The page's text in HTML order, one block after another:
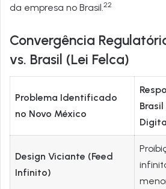
da empresa no Brasil.22
Convergência
vs. Brasil (Lei Felca)
Problema Identificado
no Novo México
Design Viciante (Feed
Infinito)